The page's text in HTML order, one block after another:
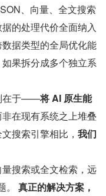
、向量、全文搜索
的处理代价全面纳入
据类型的全局优化能
果拆分成多个独立系
在于——将 AI 原生能
在现有系统之上堆叠
搜索引擎相比， 我们
搜索或全文检索，远
真正的解决方案，